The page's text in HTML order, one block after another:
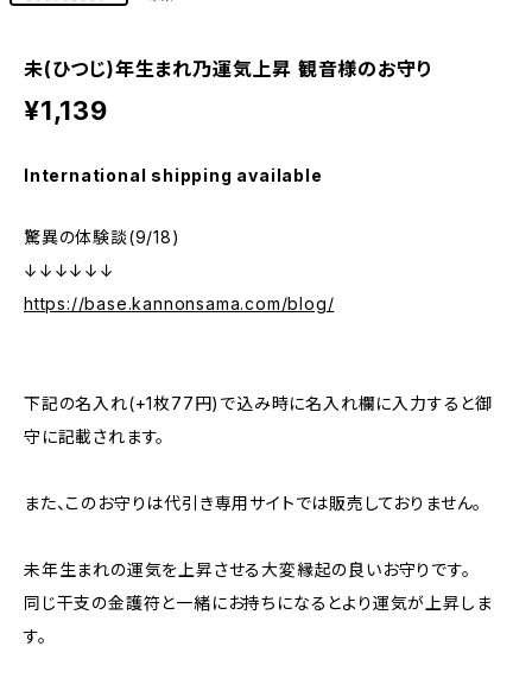
未(ひつじ)年生まれ乃運気上昇 観音様のお守り
¥1,139
International shipping available
驚異の体験談(9/18)
↓↓↓↓↓↓
https://base.kannonsama.com/blog/
下記の名入れ(+1枚77円)で込み時に名入れ欄に入力すると御
守に記載されます。
また、このお守りは代引き専用サイトでは販売しておりません。
未年生まれの運気を上昇させる大変縁起の良いお守りです。
同じ干支の金護符と一緒にお持ちになるとより運気が上昇しま
す。